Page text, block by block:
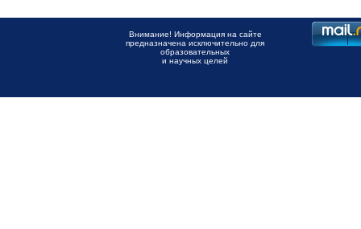
Внимание! Информация на сайте
предназначена исключительно для
образовательных
и научных целей